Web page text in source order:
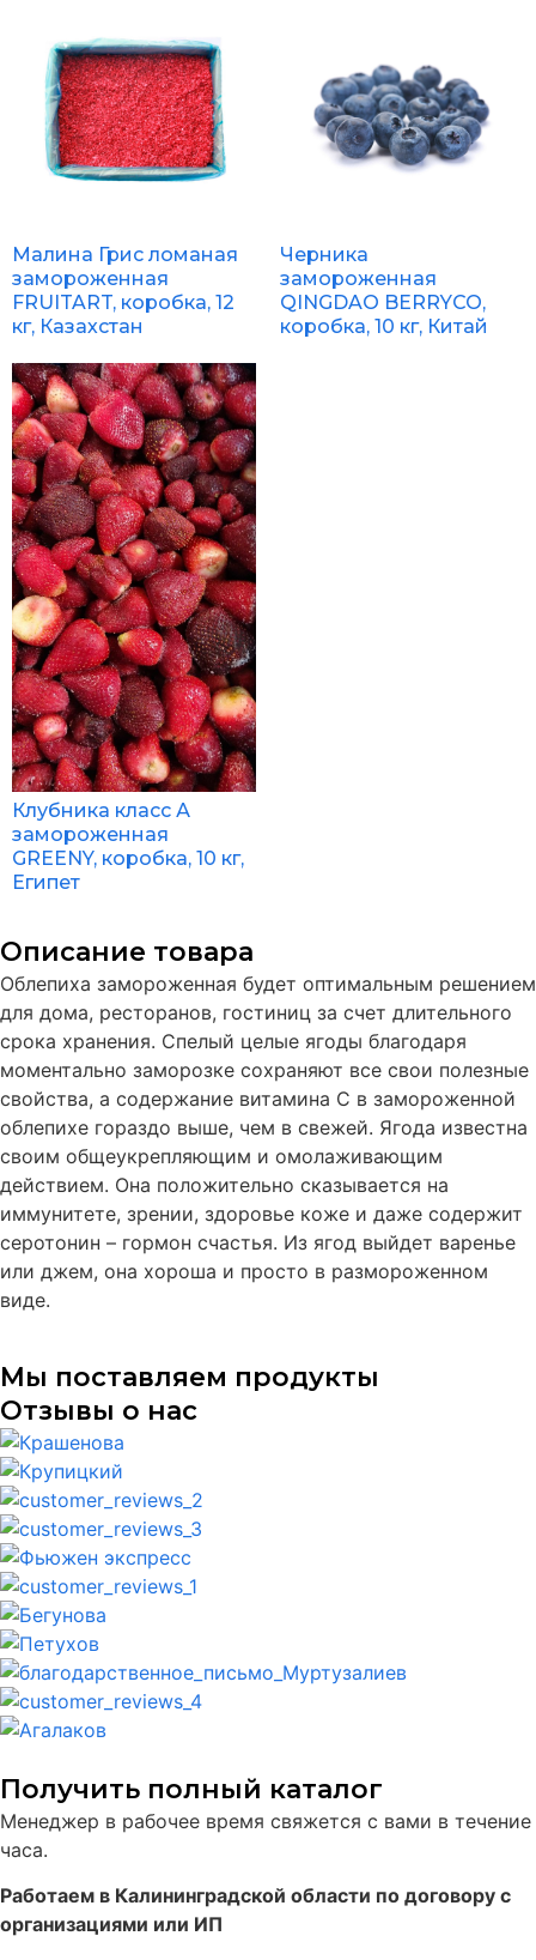
Малина Грис ломаная
замороженная
FRUITART, коробка, 12
кг, Казахстан
Черника
замороженная
QINGDAO BERRYCO,
коробка, 10 кг, Китай
Клубника класс А
замороженная
GREENY, коробка, 10 кг,
Египет
Описание товара
Облепиха замороженная будет оптимальным решением
для дома, ресторанов, гостиниц за счет длительного
срока хранения. Спелый целые ягоды благодаря
моментально заморозке сохраняют все свои полезные
свойства, а содержание витамина С в замороженной
облепихе гораздо выше, чем в свежей. Ягода известна
своим общеукрепляющим и омолаживающим
действием. Она положительно сказывается на
иммунитете, зрении, здоровье коже и даже содержит
серотонин – гормон счастья. Из ягод выйдет варенье
или джем, она хороша и просто в размороженном
виде.
Мы поставляем продукты
Отзывы о нас
Получить полный каталог
Менеджер в рабочее время свяжется с вами в течение
часа.
Работаем в Калининградской области по договору с
организациями или ИП